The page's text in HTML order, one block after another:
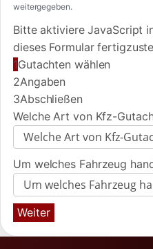
weitergegeben.
Bitte aktiviere JavaScript
dieses Formular
1Gutachten wählen
2Angaben
3Abschließen
Welche Art von Kfz-
Um welches Fahrzeug
Weiter